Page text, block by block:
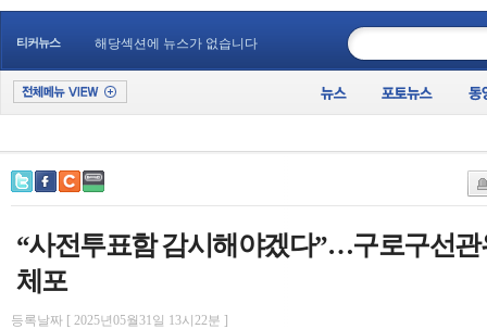
티커뉴스 해당섹션에 뉴스가 없습니다
“사전투표함 감시해야겠다”…구로구선관
체포
등록날짜 [ 2025년05월31일 13시22분 ]